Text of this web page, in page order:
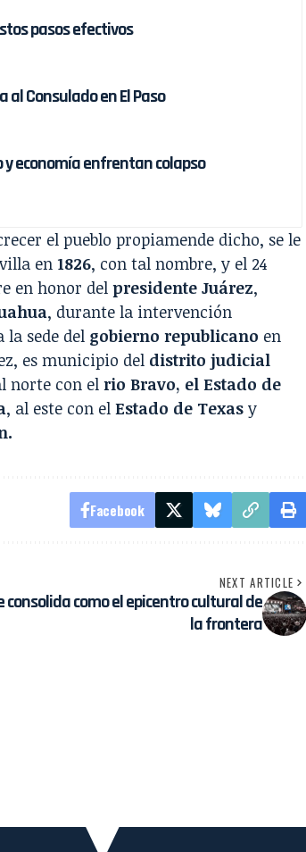
pasos efectivos
Consulado en El Paso
economía enfrentan colapso
el pueblo propiamende dicho, se le
en 1826, con tal nombre, y el 24
en honor delpresidente Juárez,
, durante la intervención
sede del gobierno republicano en
es municipio del distrito judicial
norte con elrio Bravo, el Estado de
, al este con elEstado de Texas y
Facebook
NEXT ARTICLE
consolida como el epicentro cultural de
la frontera